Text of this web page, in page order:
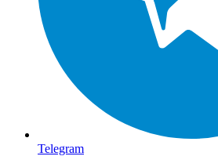
Telegram